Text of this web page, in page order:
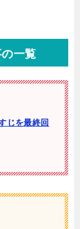
一覧
じを最終回